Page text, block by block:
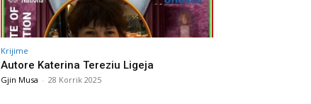
Krijime
Autore Katerina Tereziu Ligeja
Gjin Musa - 28 Korrik 2025